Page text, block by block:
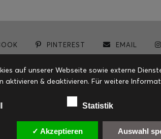
PINTEREST EMAIL
auf unserer Webseite sowie externe
aktivieren & deaktivieren. Für weitere
Statistik
✓ Akzeptieren Auswahl